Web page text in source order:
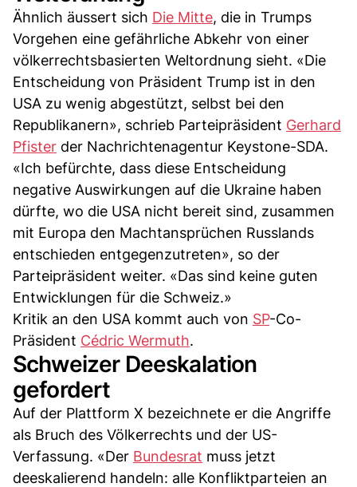
Ähnlich äussert sich Die Mitte, die in Trumps
Vorgehen eine gefährliche Abkehr von einer
völkerrechtsbasierten Weltordnung sieht. «Die
Entscheidung von Präsident Trump ist in den
USA zu wenig abgestützt, selbst bei den
Republikanern», schrieb Parteipräsident Gerhard
Pfister der Nachrichtenagentur Keystone-SDA.
«Ich befürchte, dass diese Entscheidung
negative Auswirkungen auf die Ukraine haben
dürfte, wo die USA nicht bereit sind, zusammen
mit Europa den Machtansprüchen Russlands
entschieden entgegenzutreten», so der
Parteipräsident weiter. «Das sind keine guten
Entwicklungen für die Schweiz.»
Kritik an den USA kommt auch von SP-Co-
Präsident Cédric Wermuth.
Schweizer Deeskalation
gefordert
Auf der Plattform X bezeichnete er die Angriffe
als Bruch des Völkerrechts und der US-
Verfassung. «Der Bundesrat muss jetzt
deeskalierend handeln: alle Konfliktparteien an